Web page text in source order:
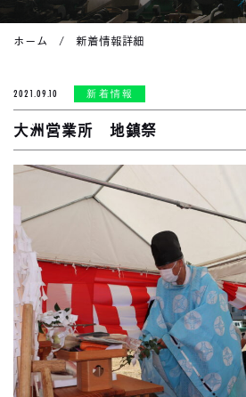
ホーム 新着情報詳細
2021.09.10 新着情報
大洲営業所 地鎮祭